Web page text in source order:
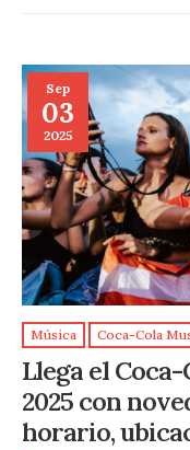
Sep
03
2025
Música Coca-Cola
Llega el
2025 con
horario,